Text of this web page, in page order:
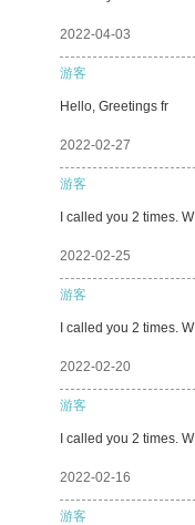
2022-04-03
游客
Hello, Greetings fr
2022-02-27
游客
I called you 2 times. W
2022-02-25
游客
I called you 2 times. W
2022-02-20
游客
I called you 2 times. W
2022-02-16
游客